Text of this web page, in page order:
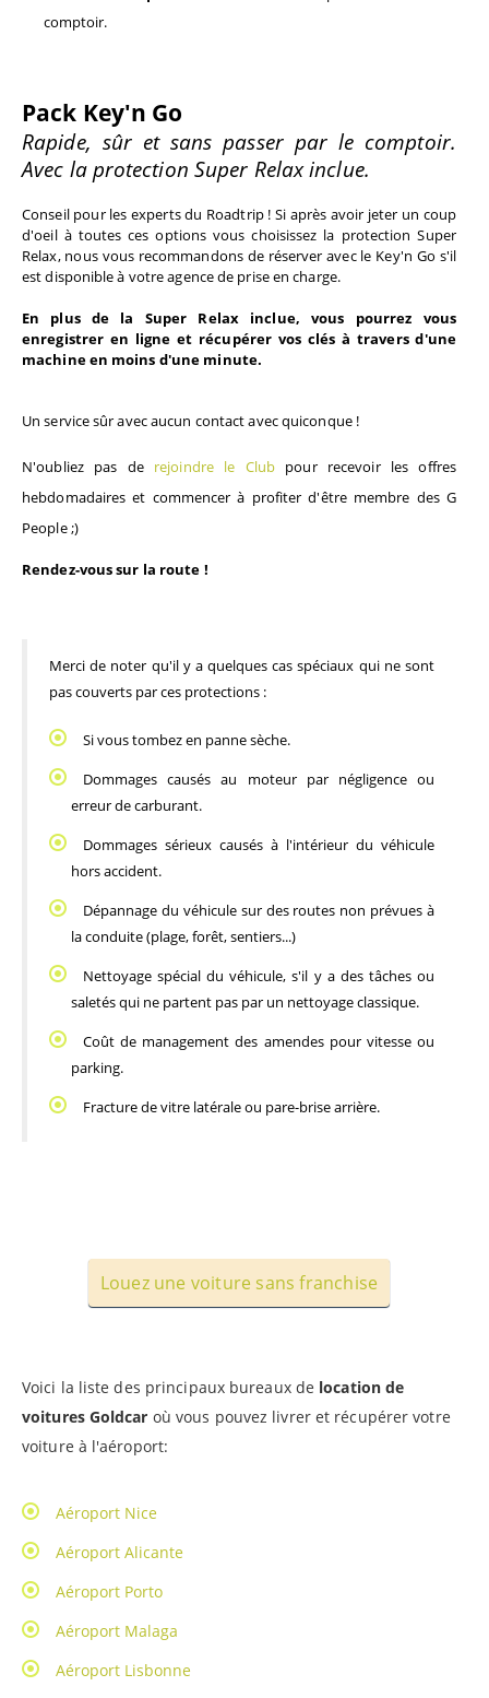
comptoir.
Pack Key'n Go
Rapide, sûr et sans passer par le comptoir.
Avec la protection Super Relax inclue.
Conseil pour les experts du Roadtrip ! Si après avoir jeter un coup
d'oeil à toutes ces options vous choisissez la protection Super
Relax, nous vous recommandons de réserver avec le Key'n Go s'il
est disponible à votre agence de prise en charge.
En plus de la Super Relax inclue, vous pourrez vous
enregistrer en ligne et récupérer vos clés à travers d'une
machine en moins d'une minute.
Un service sûr avec aucun contact avec quiconque !
N'oubliez pas de rejoindre le Club pour recevoir les offres
hebdomadaires et commencer à profiter d'être membre des G
People ;)
Rendez-vous sur la route !
Merci de noter qu'il y a quelques cas spéciaux qui ne sont
pas couverts par ces protections :
Si vous tombez en panne sèche.
Dommages causés au moteur par négligence ou
erreur de carburant.
Dommages sérieux causés à l'intérieur du véhicule
hors accident.
Dépannage du véhicule sur des routes non prévues à
la conduite (plage, forêt, sentiers...)
Nettoyage spécial du véhicule, s'il y a des tâches ou
saletés qui ne partent pas par un nettoyage classique.
Coût de management des amendes pour vitesse ou
parking.
Fracture de vitre latérale ou pare-brise arrière.
Louez une voiture sans franchise
Voici la liste des principaux bureaux de location de
voitures Goldcar où vous pouvez livrer et récupérer votre
voiture à l'aéroport:
Aéroport Nice
Aéroport Alicante
Aéroport Porto
Aéroport Malaga
Aéroport Lisbonne